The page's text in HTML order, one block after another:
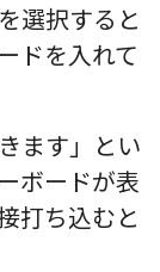
選択すると
ドを入れて
ます」とい
ボードが表
打ち込むと